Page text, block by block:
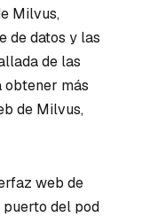
Milvus,
de datos y las
de las
obtener más
de Milvus,
web de
del pod